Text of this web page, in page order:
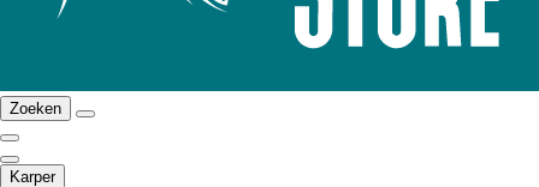
Zoeken
Karper